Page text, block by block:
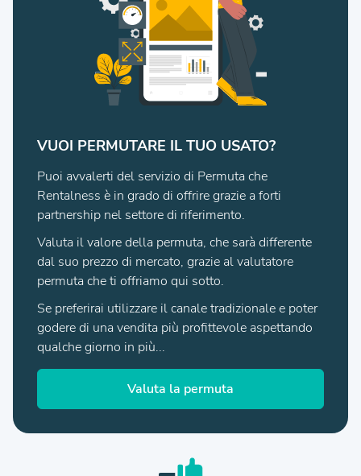
VUOI PERMUTARE IL TUO USATO?
Puoi avvalerti del servizio di Permuta che
Rentalness è in grado di offrire grazie a forti
partnership nel settore di riferimento.
Valuta il valore della permuta, che sarà differente
dal suo prezzo di mercato, grazie al valutatore
permuta che ti offriamo qui sotto.
Se preferirai utilizzare il canale tradizionale e poter
godere di una vendita più profittevole aspettando
qualche giorno in più...
Valuta la permuta